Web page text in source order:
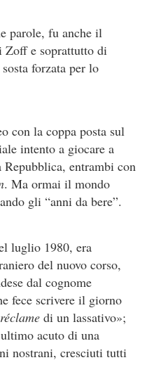
parole, fu anche il
e soprattutto di
forzata per lo
con la coppa posta sul
intento a giocare a
Repubblica, entrambi con
. Ma ormai il mondo
gli “anni da bere”.
luglio 1980, era
del nuovo corso,
dal cognome
fece scrivere il giorno
réclame di un lassativo»;
acuto di una
nostrani, cresciuti tutti